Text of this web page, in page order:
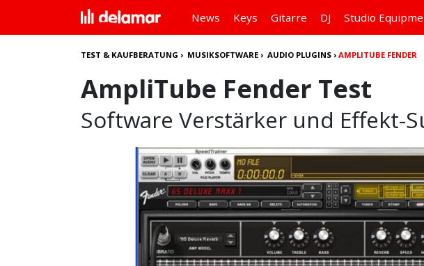
News Keys Gitarre DJ Studio
TEST & KAUFBERATUNG › MUSIKSOFTWARE ›AUDIO PLUGINS ›AMPLITUBE FENDER
AmpliTube Fender Test
Software Verstärker und Effekt-